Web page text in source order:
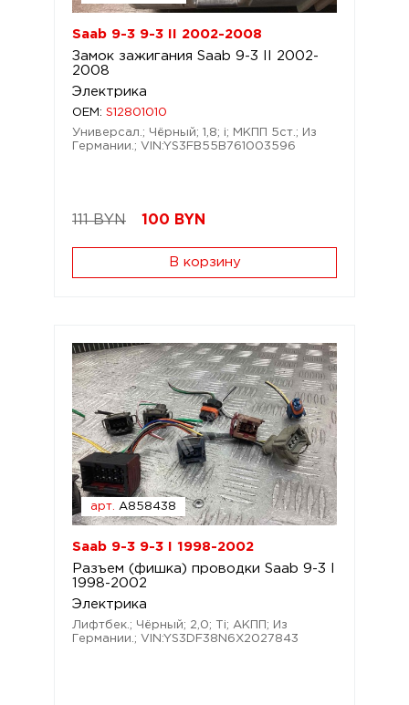
Saab 9-3 9-3 II 2002-2008
Замок зажигания Saab 9-3 II 2002-
2008
Электрика
OEM: S12801010
Универсал.; Чёрный; 1,8; i; МКПП 5ст.; Из
Германии.; VIN:YS3FB55B761003596
111 BYN 100 BYN
В корзину
арт. A858438
Saab 9-3 9-3 I 1998-2002
Разъем (фишка) проводки Saab 9-3 I
1998-2002
Электрика
Лифтбек.; Чёрный; 2,0; Ti; АКПП; Из
Германии.; VIN:YS3DF38N6X2027843